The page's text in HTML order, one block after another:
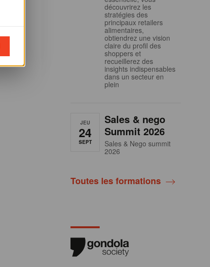
découvrirez les
stratégies des
principaux retailers
alimentaires,
obtiendrez une vision
claire du profil des
shoppers et
recueillerez des
insights indispensables
dans un secteur en
plein
JEU
24
SEPT
Sales & nego
Summit 2026
Sales & Nego summit
2026
Toutes les formations